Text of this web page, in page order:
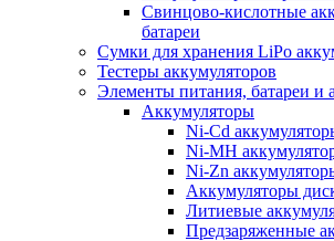
Свинцово-кислотные
батареи
Сумки для хранения LiPo
Тестеры аккумуляторов
Элементы питания, батареи и
Аккумуляторы
Ni-Cd
Ni-MH
Ni-Zn
Аккумуляторы
Литиевые
Предзаряженные